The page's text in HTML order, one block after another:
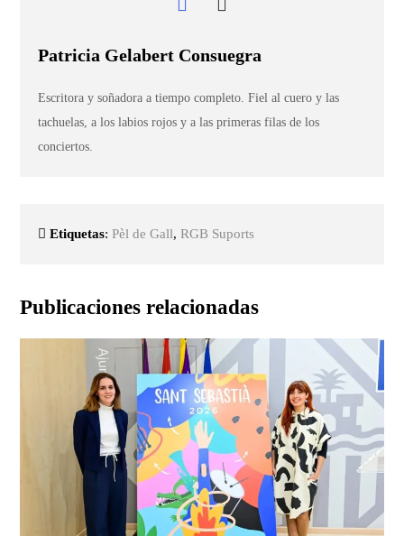
Patricia Gelabert Consuegra
Escritora y soñadora a tiempo completo. Fiel al cuero y las
tachuelas, a los labios rojos y a las primeras filas de los
conciertos.
Etiquetas:Pèl de Gall,RGB Suports
Publicaciones relacionadas